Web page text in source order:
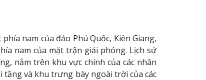
nam của đảo Phú Quốc, Kiên Giang,
nam của mặt trận giải phóng. Lịch sử
nằm trên khu vực chính của các nhân
và khu trưng bày ngoài trời của các